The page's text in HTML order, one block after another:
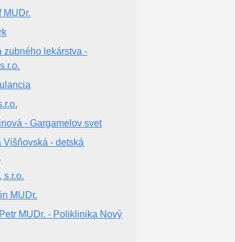
MUDr.
zubného lekárstva -
- Gargamelov svet
Višňovská - detská
s.r.o.
MUDr.
MUDr. - Poliklinika Nový